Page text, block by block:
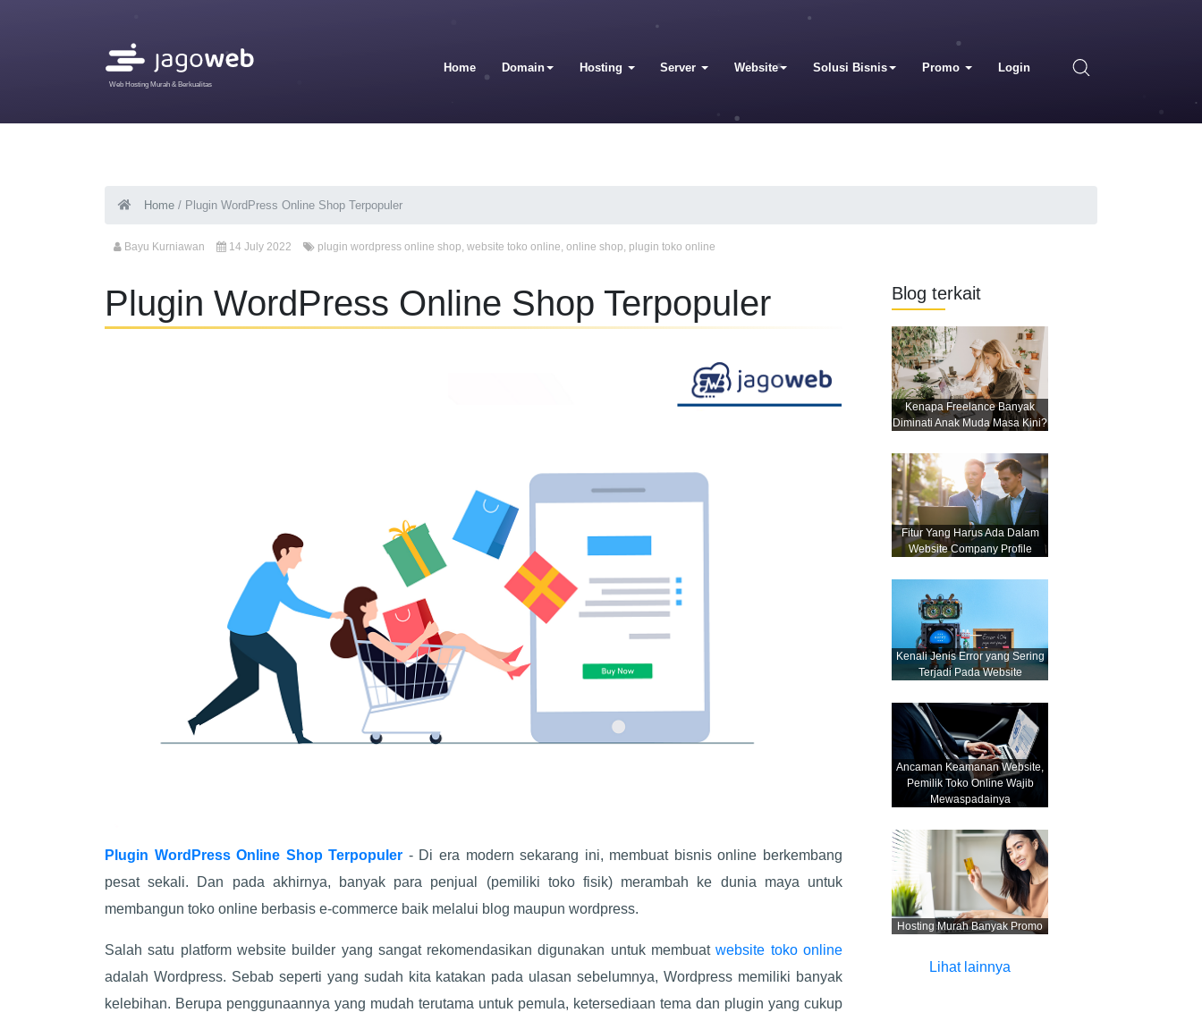
Web Hosting Murah & Berkualitas
Home Domain Hosting Server Website Solusi Bisnis Promo Login
Home / Plugin WordPress Online Shop Terpopuler
Bayu Kurniawan 14 July 2022 plugin wordpress online shop, website toko online, online shop, plugin toko online
Plugin WordPress Online Shop Terpopuler
Plugin WordPress Online Shop Terpopuler - Di era modern sekarang ini, membuat bisnis online berkembang
pesat sekali. Dan pada akhirnya, banyak para penjual (pemiliki toko fisik) merambah ke dunia maya untuk
membangun toko online berbasis e-commerce baik melalui blog maupun wordpress.
Salah satu platform website builder yang sangat rekomendasikan digunakan untuk membuatwebsite toko online
adalah Wordpress. Sebab seperti yang sudah kita katakan pada ulasan sebelumnya, Wordpress memiliki banyak
kelebihan. Berupa penggunaannya yang mudah terutama untuk pemula, ketersediaan tema dan plugin yang cukup
Blog terkait
Kenapa Freelance Banyak
Diminati Anak Muda Masa Kini?
Fitur Yang Harus Ada Dalam
Website Company Profile
Kenali Jenis Error yang Sering
Terjadi Pada Website
Ancaman Keamanan Website,
Pemilik Toko Online Wajib
Mewaspadainya
Hosting Murah Banyak Promo
Lihat lainnya